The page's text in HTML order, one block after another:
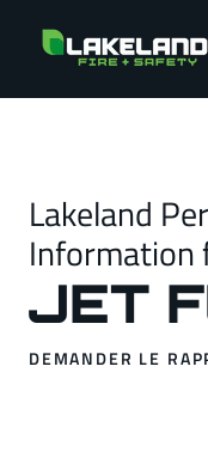
Lakeland
Information
JET
DEMANDER LE